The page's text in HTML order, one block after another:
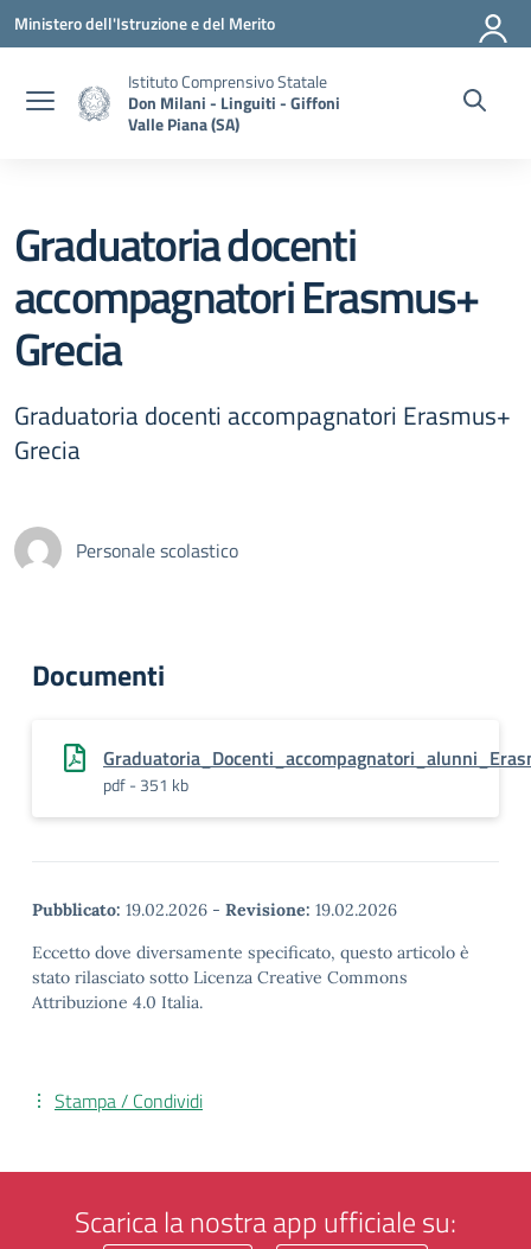
Vai ai contenuti
Vai al menu di navigazione
Vai al footer
Ministero dell'Istruzione e del Merito
Istituto Comprensivo Statale
Don Milani - Linguiti - Giffoni
Valle Piana (SA)
Graduatoria docenti
accompagnatori Erasmus+
Grecia
Graduatoria docenti accompagnatori Erasmus+
Grecia
Personale scolastico
Documenti
pdf - 351 kb
Pubblicato: 19.02.2026 - Revisione: 19.02.2026
Eccetto dove diversamente specificato, questo articolo è
stato rilasciato sotto Licenza Creative Commons
Attribuzione 4.0 Italia.
Stampa / Condividi
Scarica la nostra app ufficiale su: